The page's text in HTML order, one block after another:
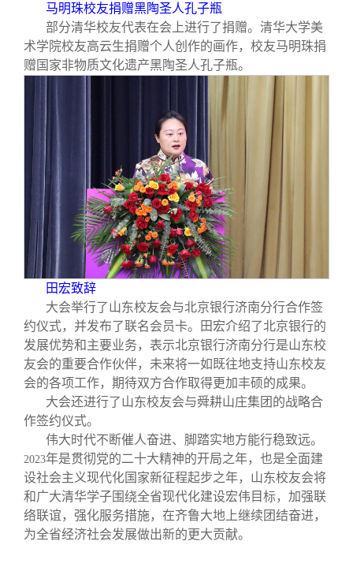
马明珠校友捐赠黑陶圣人孔子瓶
部分清华校友代表在会上进行了捐赠。清华大学美
术学院校友高云生捐赠个人创作的画作，校友马明珠捐
赠国家非物质文化遗产黑陶圣人孔子瓶。
田宏致辞
大会举行了山东校友会与北京银行济南分行合作签
约仪式，并发布了联名会员卡。田宏介绍了北京银行的
发展优势和主要业务，表示北京银行济南分行是山东校
友会的重要合作伙伴，未来将一如既往地支持山东校友
会的各项工作，期待双方合作取得更加丰硕的成果。
大会还进行了山东校友会与舜耕山庄集团的战略合
作签约仪式。
伟大时代不断催人奋进、脚踏实地方能行稳致远。
2023年是贯彻党的二十大精神的开局之年，也是全面建
设社会主义现代化国家新征程起步之年，山东校友会将
和广大清华学子围绕全省现代化建设宏伟目标，加强联
络联谊，强化服务措施，在齐鲁大地上继续团结奋进，
为全省经济社会发展做出新的更大贡献。